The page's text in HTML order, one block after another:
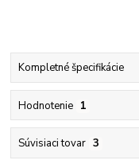
Kompletné špecifikácie
Hodnotenie 1
Súvisiaci tovar 3